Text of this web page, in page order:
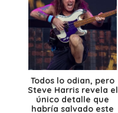
Todos lo odian, pero
Steve Harris revela el
único detalle que
habría salvado este